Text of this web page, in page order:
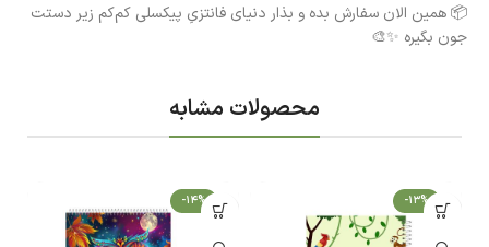
📦 همین الان سفارش بده و بذار دنیای فانتزیِ پیکسلی کم‌کم زیر دستت
جون بگیره ✨🎨
محصولات مشابه
-13%
-14%